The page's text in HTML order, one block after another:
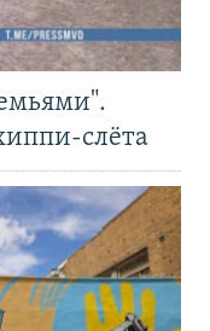
слёта